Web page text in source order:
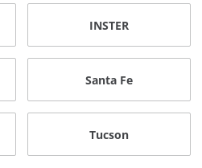
INSTER
Santa Fe
Tucson